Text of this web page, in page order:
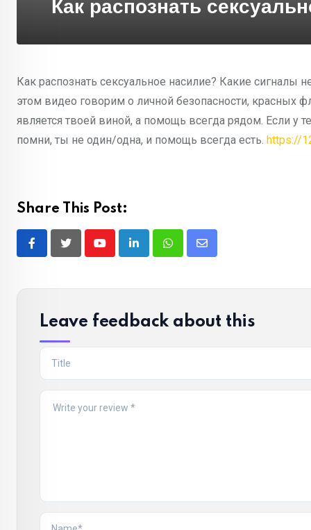
Как распознать
Как распознать сексуальное насилие? Какие сигналы
этом видео говорим о личной безопасности, красных
является твоей виной, а помощь всегда рядом. Если у
помни, ты не один/одна, и помощь всегда есть. https://
Share This Post:
YoutubeLinkedInWhatsappShare
Email
Leave feedback about this